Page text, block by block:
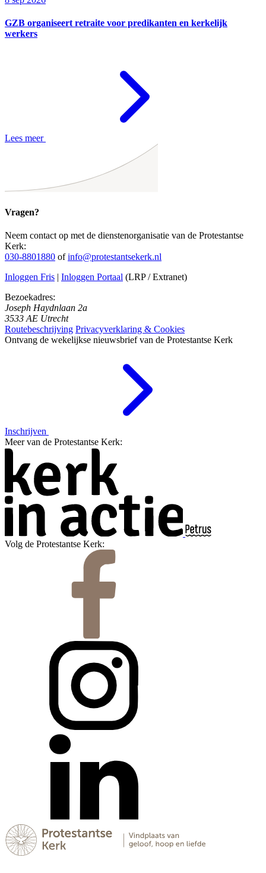
GZB organiseert retraite voor predikanten en kerkelijk
werkers
Lees meer
Vragen?
Neem contact op met de dienstenorganisatie van de Protestantse
Kerk:
030-8801880 ofinfo@protestantsekerk.nl
Inloggen Fris | Inloggen Portaal (LRP / Extranet)
Bezoekadres:
Joseph Haydnlaan 2a
3533 AE Utrecht
Routebeschrijving Privacyverklaring & Cookies
Ontvang de wekelijkse nieuwsbrief van de Protestantse Kerk
Inschrijven
Meer van de Protestantse Kerk:
Volg de Protestantse Kerk: